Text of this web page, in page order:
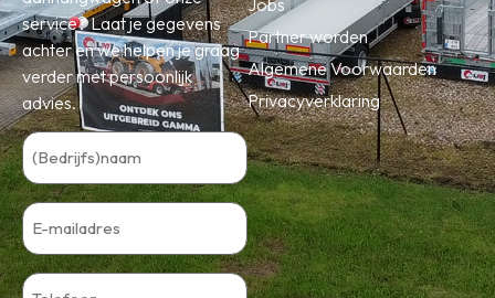
service? Laat je gegevens
achter en we helpen je graag
verder met persoonlijk
advies.
Partner worden
Algemene Voorwaarden
Privacyverklaring